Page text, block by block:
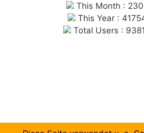
This Month :
This Year :
Total Users :